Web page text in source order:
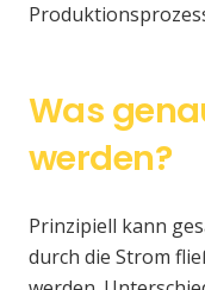
Was
werden?
Prinzipiell kann
durch die Strom